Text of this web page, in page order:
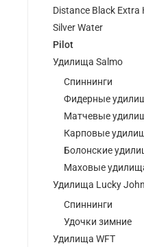
Distance Black Extra
Silver Water
Pilot
Удилища Salmo
Спиннинги
Фидерные
Матчевые
Карповые
Болонские
Маховые
Удилища Lucky John
Спиннинги
Удочки зимние
Удилища WFT